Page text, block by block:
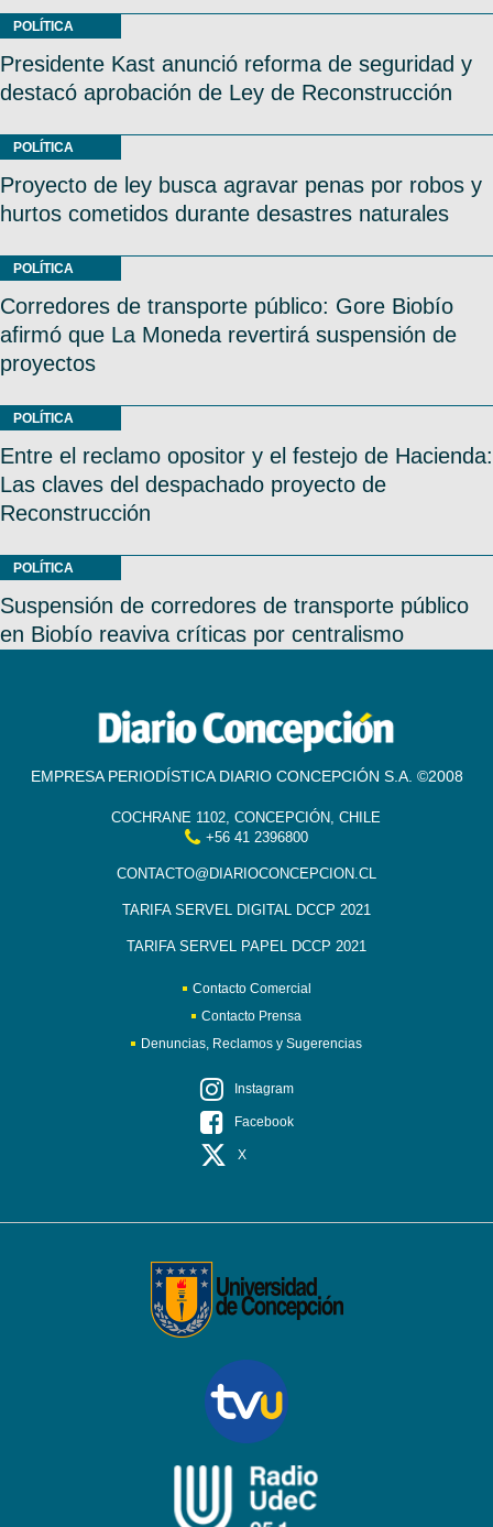
POLÍTICA
Presidente Kast anunció reforma de seguridad y
destacó aprobación de Ley de Reconstrucción
POLÍTICA
Proyecto de ley busca agravar penas por robos y
hurtos cometidos durante desastres naturales
POLÍTICA
Corredores de transporte público: Gore Biobío
afirmó que La Moneda revertirá suspensión de
proyectos
POLÍTICA
Entre el reclamo opositor y el festejo de Hacienda:
Las claves del despachado proyecto de
Reconstrucción
POLÍTICA
Suspensión de corredores de transporte público
en Biobío reaviva críticas por centralismo
EMPRESA PERIODÍSTICA DIARIO CONCEPCIÓN S.A. ©2008
COCHRANE 1102, CONCEPCIÓN, CHILE
+56 41 2396800
CONTACTO@DIARIOCONCEPCION.CL
TARIFA SERVEL DIGITAL DCCP 2021
TARIFA SERVEL PAPEL DCCP 2021
Contacto Comercial
Contacto Prensa
Denuncias, Reclamos y Sugerencias
Instagram
Facebook
X